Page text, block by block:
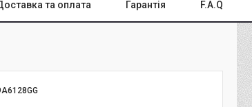
та оплата Гарантія F.A.Q